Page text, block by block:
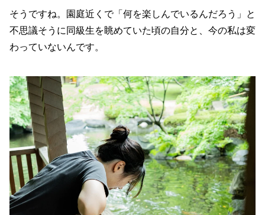
そうですね。園庭近くで「何を楽しんでいるんだろう」と
不思議そうに同級生を眺めていた頃の自分と、今の私は変
わっていないんです。